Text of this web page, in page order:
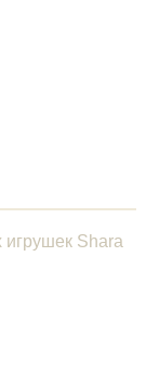
игрушек Shara